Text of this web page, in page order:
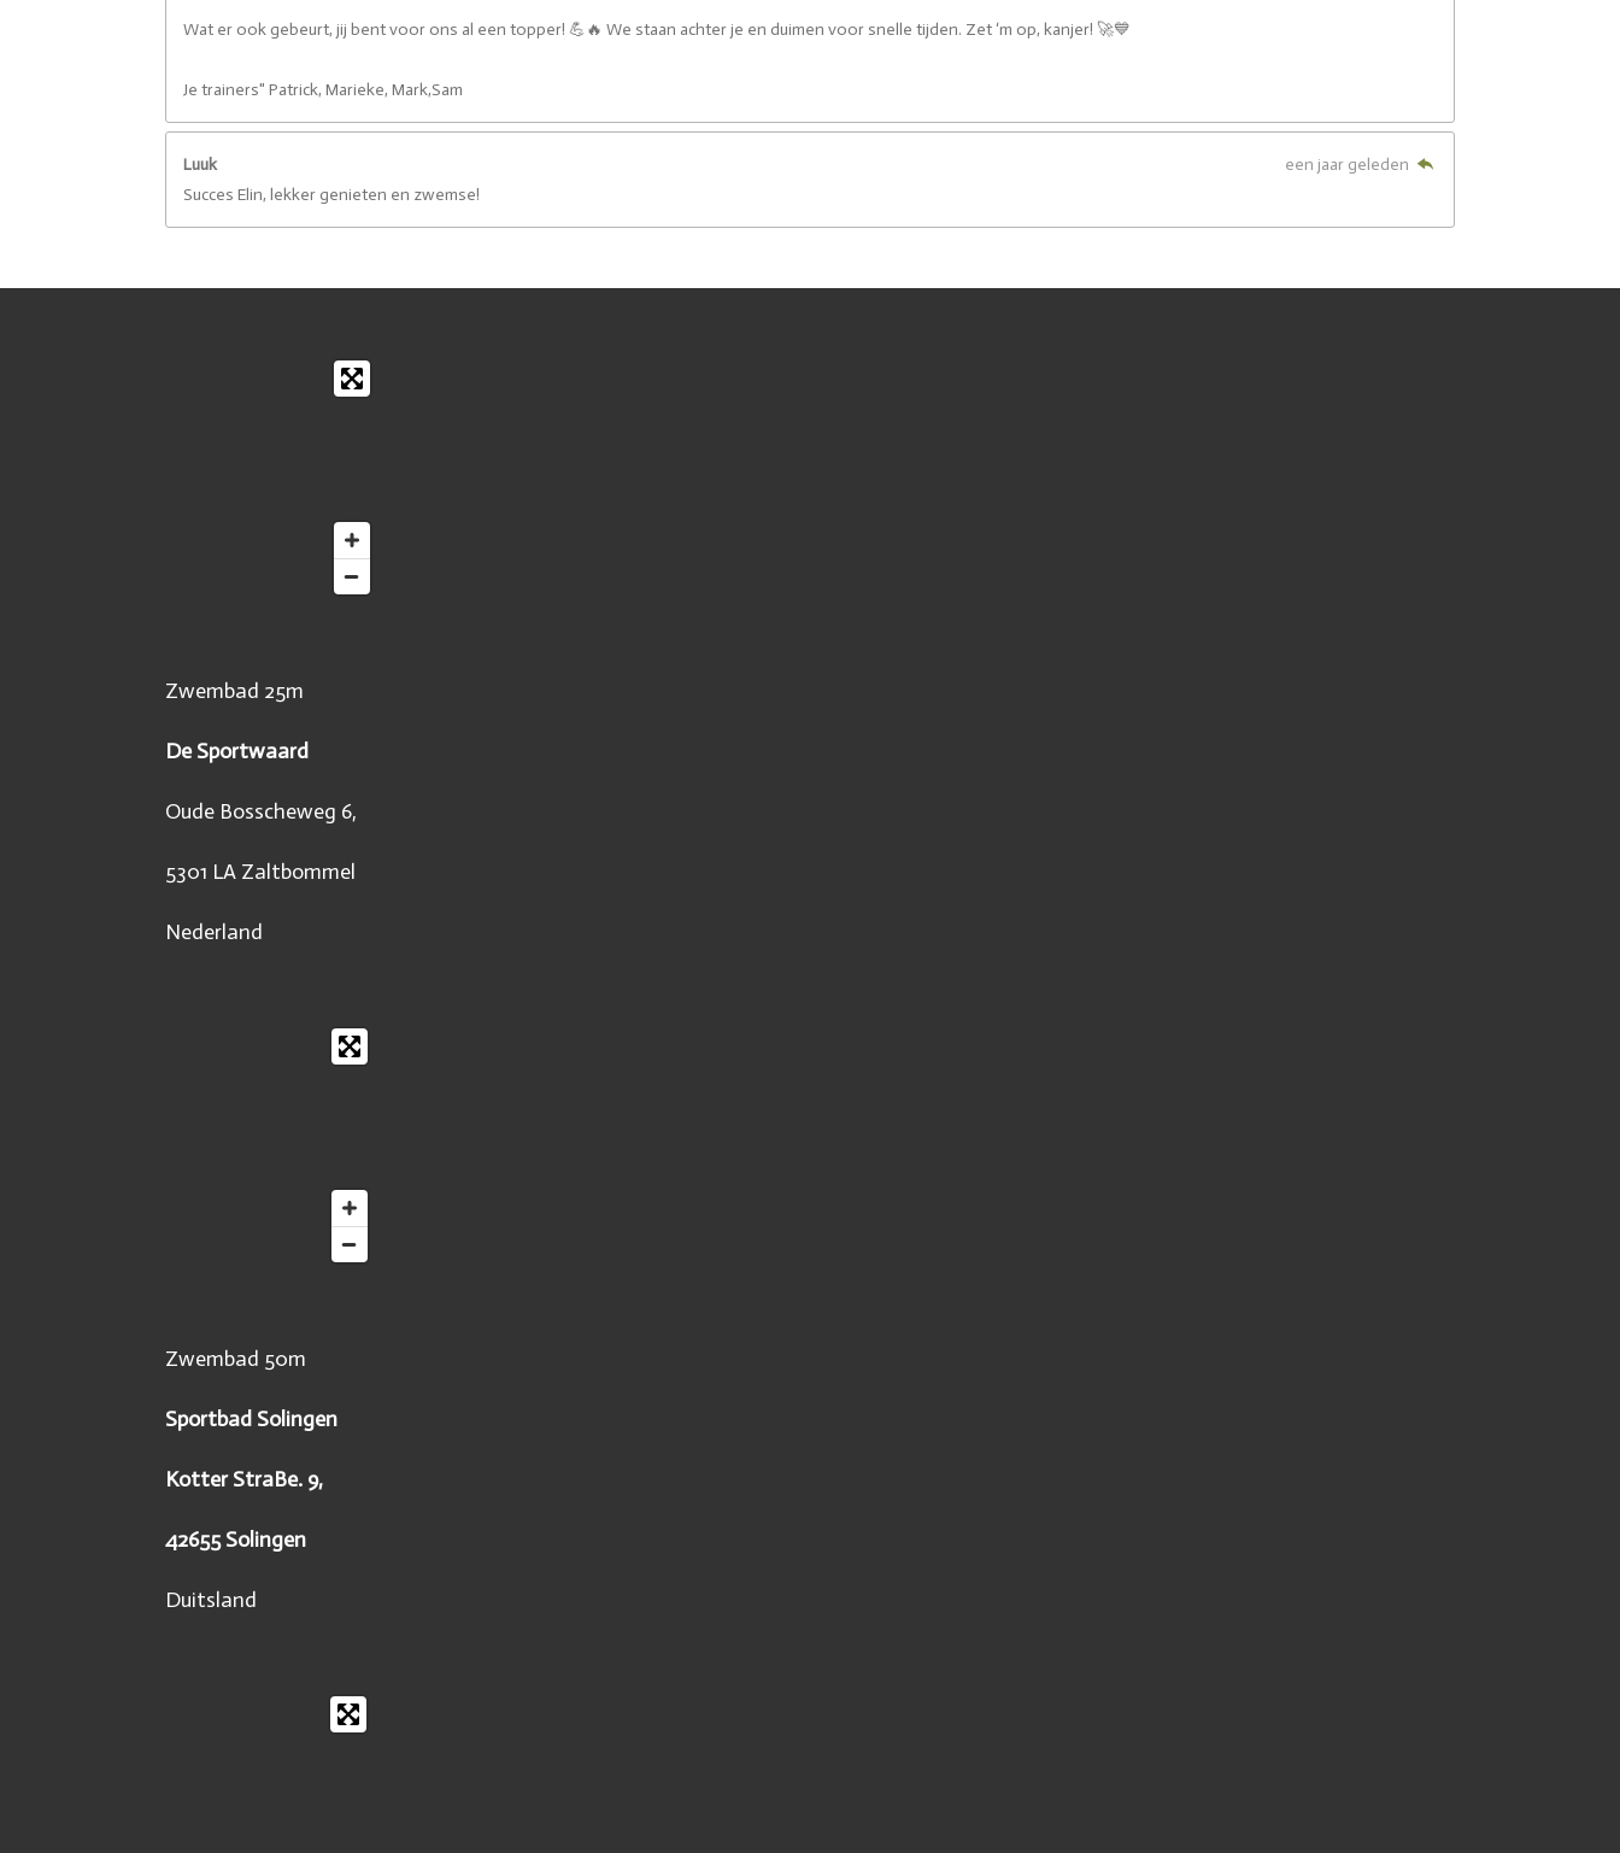
Wat er ook gebeurt, jij bent voor ons al een topper! 💪🔥 We staan achter je en duimen voor snelle tijden. Zet ‘m op, kanjer! 🚀💙
Je trainers" Patrick, Marieke, Mark,Sam
Luuk
een jaar geleden
Succes Elin, lekker genieten en zwemse!
Zwembad 25m
De Sportwaard
Oude Bosscheweg 6,
5301 LA Zaltbommel
Nederland
Zwembad 50m
Sportbad Solingen
Kotter StraBe. 9,
42655 Solingen
Duitsland